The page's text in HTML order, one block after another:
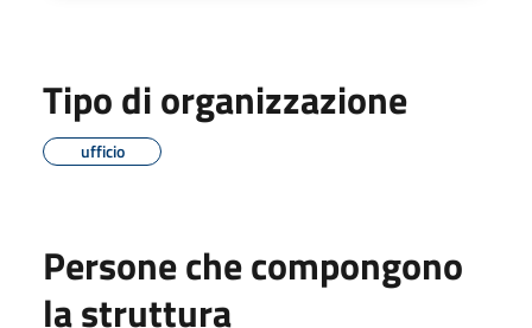
Tipo di organizzazione
ufficio
Persone che compongono
la struttura